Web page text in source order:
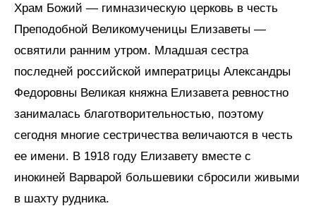
Храм Божий — гимназическую церковь в честь
Преподобной Великомученицы Елизаветы —
освятили ранним утром. Младшая сестра
последней российской императрицы Александры
Федоровны Великая княжна Елизавета ревностно
занималась благотворительностью, поэтому
сегодня многие сестричества величаются в честь
ее имени. В 1918 году Елизавету вместе с
инокиней Варварой большевики сбросили живыми
в шахту рудника.